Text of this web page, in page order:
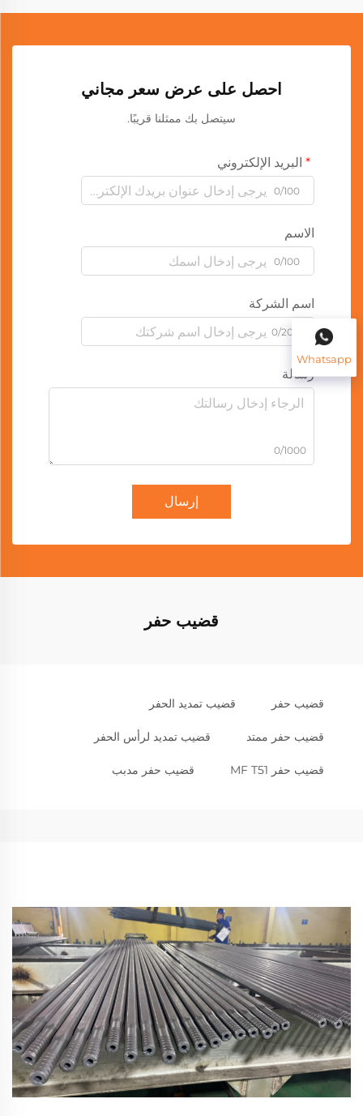
احصل على عرض سعر مجاني
سيتصل بك ممثلنا قريبًا.
البريد الإلكتروني
0/100
الاسم
0/100
اسم الشركة
0/200
رسالة
0/1000
إرسال
قضيب حفر
قضيب حفر قضيب تمديد الحفر
قضيب حفر ممتد قضيب تمديد لرأس الحفر
قضيب حفر MF T51 قضيب حفر مدبب
Whatsapp